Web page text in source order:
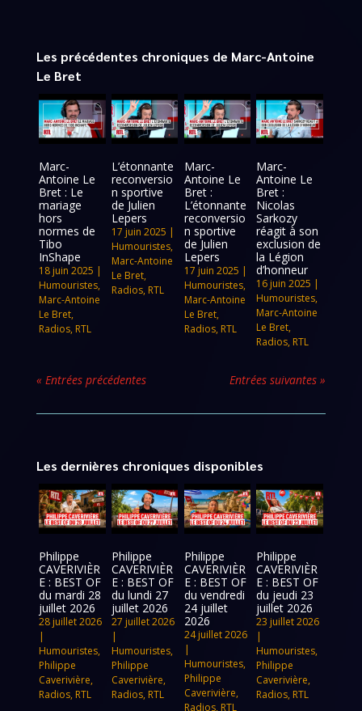
Les précédentes chroniques de Marc-Antoine
Le Bret
Marc-
Antoine Le
Bret : Le
mariage
hors
normes de
Tibo
InShape
18 juin 2025 |
Humouristes,
Marc-Antoine
Le Bret,
Radios, RTL
L’étonnante
reconversio
n sportive
de Julien
Lepers
17 juin 2025 |
Humouristes,
Marc-Antoine
Le Bret,
Radios, RTL
Marc-
Antoine Le
Bret :
L’étonnante
reconversio
n sportive
de Julien
Lepers
17 juin 2025 |
Humouristes,
Marc-Antoine
Le Bret,
Radios, RTL
Marc-
Antoine Le
Bret :
Nicolas
Sarkozy
réagit à son
exclusion de
la Légion
d’honneur
16 juin 2025 |
Humouristes,
Marc-Antoine
Le Bret,
Radios, RTL
« Entrées précédentes Entrées suivantes »
Les dernières chroniques disponibles
Philippe
CAVERIVIÈR
E : BEST OF
du mardi 28
juillet 2026
28 juillet 2026
|
Humouristes,
Philippe
Caverivière,
Radios, RTL
Philippe
CAVERIVIÈR
E : BEST OF
du lundi 27
juillet 2026
27 juillet 2026
|
Humouristes,
Philippe
Caverivière,
Radios, RTL
Philippe
CAVERIVIÈR
E : BEST OF
du vendredi
24 juillet
2026
24 juillet 2026
|
Humouristes,
Philippe
Caverivière,
Radios, RTL
Philippe
CAVERIVIÈR
E : BEST OF
du jeudi 23
juillet 2026
23 juillet 2026
|
Humouristes,
Philippe
Caverivière,
Radios, RTL